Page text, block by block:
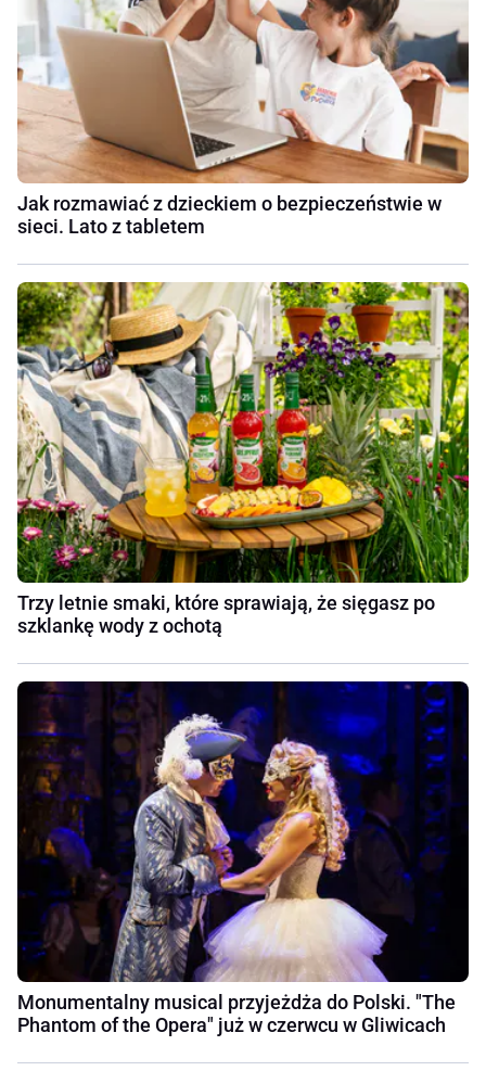
Jak rozmawiać z dzieckiem o bezpieczeństwie w
sieci. Lato z tabletem
Trzy letnie smaki, które sprawiają, że sięgasz po
szklankę wody z ochotą
Monumentalny musical przyjeżdża do Polski. "The
Phantom of the Opera" już w czerwcu w Gliwicach